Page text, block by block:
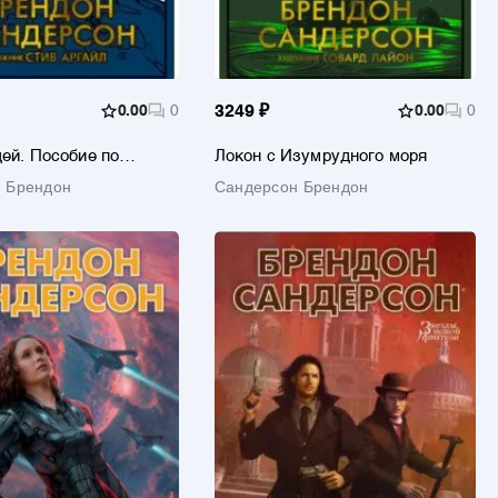
0.00 0
Пособие по
Брендон
3249 ₽ 0.00 0
Локон с Изумрудного моря
Сандерсон Брендон